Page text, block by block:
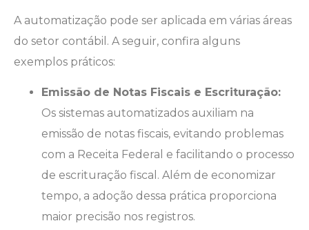
A automatização pode ser aplicada em várias áreas
do setor contábil. A seguir, confira alguns
exemplos práticos:
Emissão de Notas Fiscais e Escrituração:
Os sistemas automatizados auxiliam na
emissão de notas fiscais, evitando problemas
com a Receita Federal e facilitando o processo
de escrituração fiscal. Além de economizar
tempo, a adoção dessa prática proporciona
maior precisão nos registros.